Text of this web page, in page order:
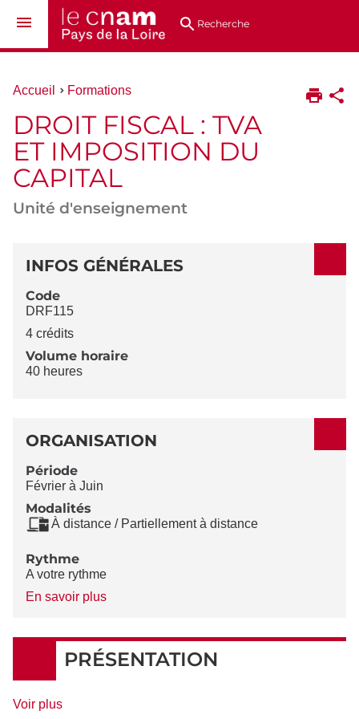
au
directsRecherche
Vous
ici :
Accueil Formations
DROIT FISCAL : TVA
ET IMPOSITION DU
CAPITAL
Unité d'enseignement
DÉTAILS
INFOS GÉNÉRALES
Code
DRF115
4 crédits
Volume horaire
40 heures
ORGANISATION
Période
Février à Juin
Modalités
À distance / Partiellement à distance
Rythme
A votre rythme
En savoir plusà
Rythme
PRÉSENTATION
Voir plusde